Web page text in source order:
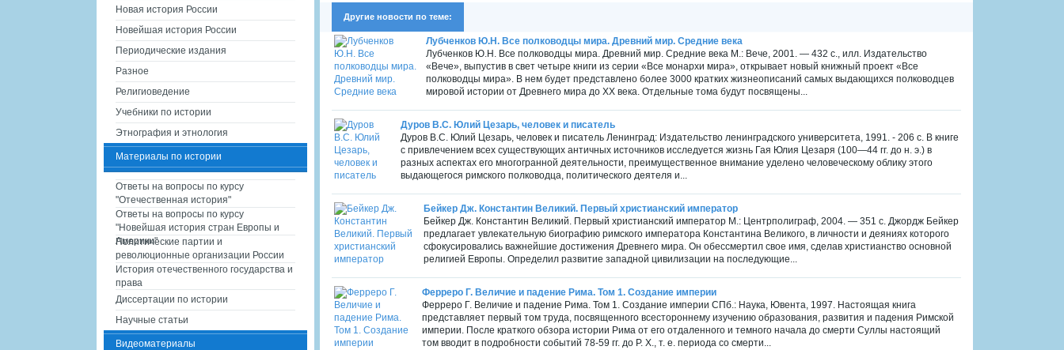
Другие новости по теме:
Лубченков Ю.Н. Все полководцы мира. Древний мир. Средние века
Лубченков Ю.Н. Все полководцы мира. Древний мир. Средние века М.: Вече, 2001. — 432 с., илл. Издательство
«Вече», выпустив в свет четыре книги из серии «Все монархи мира», открывает новый книжный проект «Все
полководцы мира». В нем будет представлено более 3000 кратких жизнеописаний самых выдающихся полководцев
мировой истории от Древнего мира до XX века. Отдельные тома будут посвящены...
Дуров В.С. Юлий Цезарь, человек и писатель
Дуров В.С. Юлий Цезарь, человек и писатель Ленинград: Издательство ленинградского университета, 1991. - 206 с. В книге
с привлечением всех существующих античных источников исследуется жизнь Гая Юлия Цезаря (100—44 гг. до н. э.) в
разных аспектах его многогранной деятельности, преимущественное внимание уделено человеческому облику этого
выдающегося римского полководца, политического деятеля и...
Бейкер Дж. Константин Великий. Первый христианский император
Бейкер Дж. Константин Великий. Первый христианский император М.: Центрполиграф, 2004. — 351 с. Джордж Бейкер
предлагает увлекательную биографию римского императора Константина Великого, в личности и деяниях которого
сфокусировались важнейшие достижения Древнего мира. Он обессмертил свое имя, сделав христианство основной
религией Европы. Определил развитие западной цивилизации на последующие...
Ферреро Г. Величие и падение Рима. Том 1. Создание империи
Ферреро Г. Величие и падение Рима. Том 1. Создание империи СПб.: Наука, Ювента, 1997. Настоящая книга
представляет первый том труда, посвященного всестороннему изучению образования, развития и падения Римской
империи. После краткого обзора истории Рима от его отдаленного и темного начала до смерти Суллы настоящий
том вводит в подробности событий 78-59 гг. до Р. X., т. е. периода со смерти...
Новая история России
Новейшая история России
Периодические издания
Разное
Религиоведение
Учебники по истории
Этнография и этнология
Материалы по истории
Ответы на вопросы по курсу
"Отечественная история"
Ответы на вопросы по курсу
"Новейшая история стран Европы и
Америки"
Политические партии и
революционные организации России
История отечественного государства и
права
Диссертации по истории
Научные статьи
Видеоматериалы